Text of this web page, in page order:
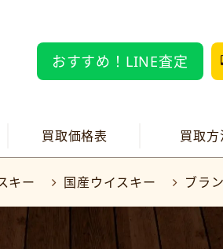
おすすめ！LINE査定
買取価格表 買取方
キー 国産ウイスキー ブラ